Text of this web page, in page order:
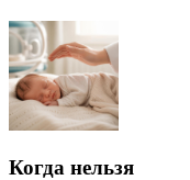
Когда нельзя